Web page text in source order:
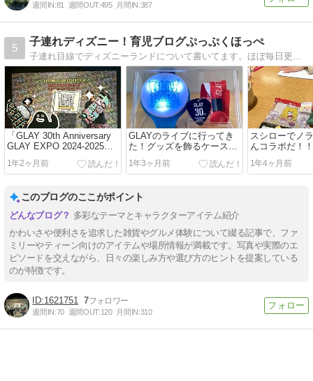
週間IN:81 週間OUT:495 月間IN:387
5
子連れディズニー！育児ブログぷっぷくほっぺ
子連れ目線でディズニーランドについて書いてます。ほぼ毎日更新(´-｀)
「GLAY 30th Anniversary
GLAY EXPO 2024-2025」
いってきたー！
1年2ヶ月前
GLAYのライブに行ってき
た！グッズを飾るケースは
セリアで。
1年3ヶ月前
スシローでノ
んコラボだ！
1年4ヶ月前
このブログのここがポイント
多彩なテーマとキャラクターアイテム紹介
かわいさや便利さを追求した雑貨やグルメ体験について綴る記事で、ファ
ミリーやティーン向けのアイテムや場所情報が満載です。写真や実際のエ
ピソードを交えながら、日々の楽しみ方や選び方のヒントを提案している
のが特徴です。
1621751 7
週間IN:70 週間OUT:120 月間IN:310